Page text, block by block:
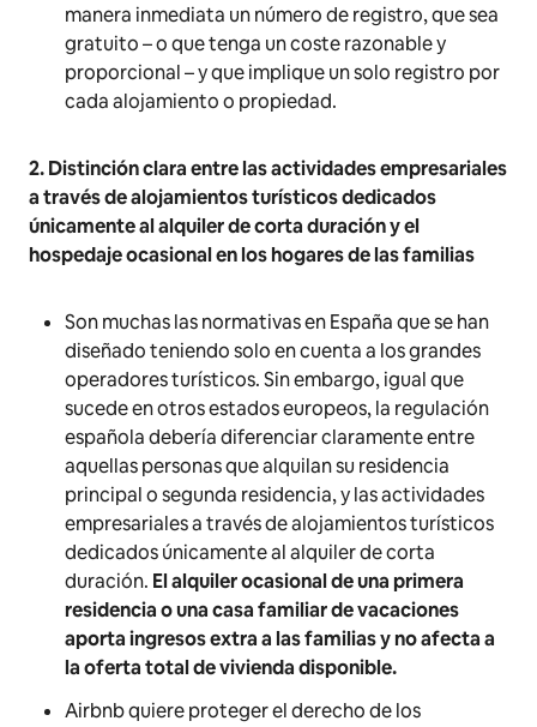
manera inmediata un número de registro, que sea
gratuito – o que tenga un coste razonable y
proporcional – y que implique un solo registro por
cada alojamiento o propiedad.
2. Distinción clara entre las actividades empresariales
a través de alojamientos turísticos dedicados
únicamente al alquiler de corta duración y el
hospedaje ocasional en los hogares de las familias
Son muchas las normativas en España que se han
diseñado teniendo solo en cuenta a los grandes
operadores turísticos. Sin embargo, igual que
sucede en otros estados europeos, la regulación
española debería diferenciar claramente entre
aquellas personas que alquilan su residencia
principal o segunda residencia, y las actividades
empresariales a través de alojamientos turísticos
dedicados únicamente al alquiler de corta
duración. El alquiler ocasional de una primera
residencia o una casa familiar de vacaciones
aporta ingresos extra a las familias y no afecta a
la oferta total de vivienda disponible.
Airbnb quiere proteger el derecho de los